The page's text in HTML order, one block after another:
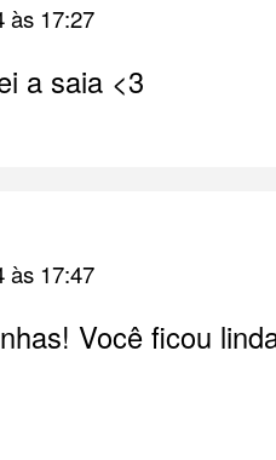
às 17:27
a saia <3
às 17:47
Você ficou